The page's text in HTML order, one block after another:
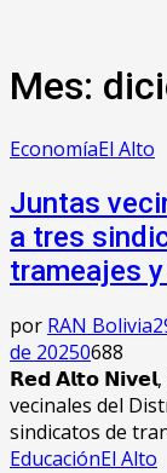
Mes:
EconomíaEl Alto
Juntas
a tres
trameajes
por RAN Bolivia
de 20250688
𝗥𝗲𝗱 𝗔𝗹𝘁𝗼
vecinales del
sindicatos de
EducaciónEl Alto